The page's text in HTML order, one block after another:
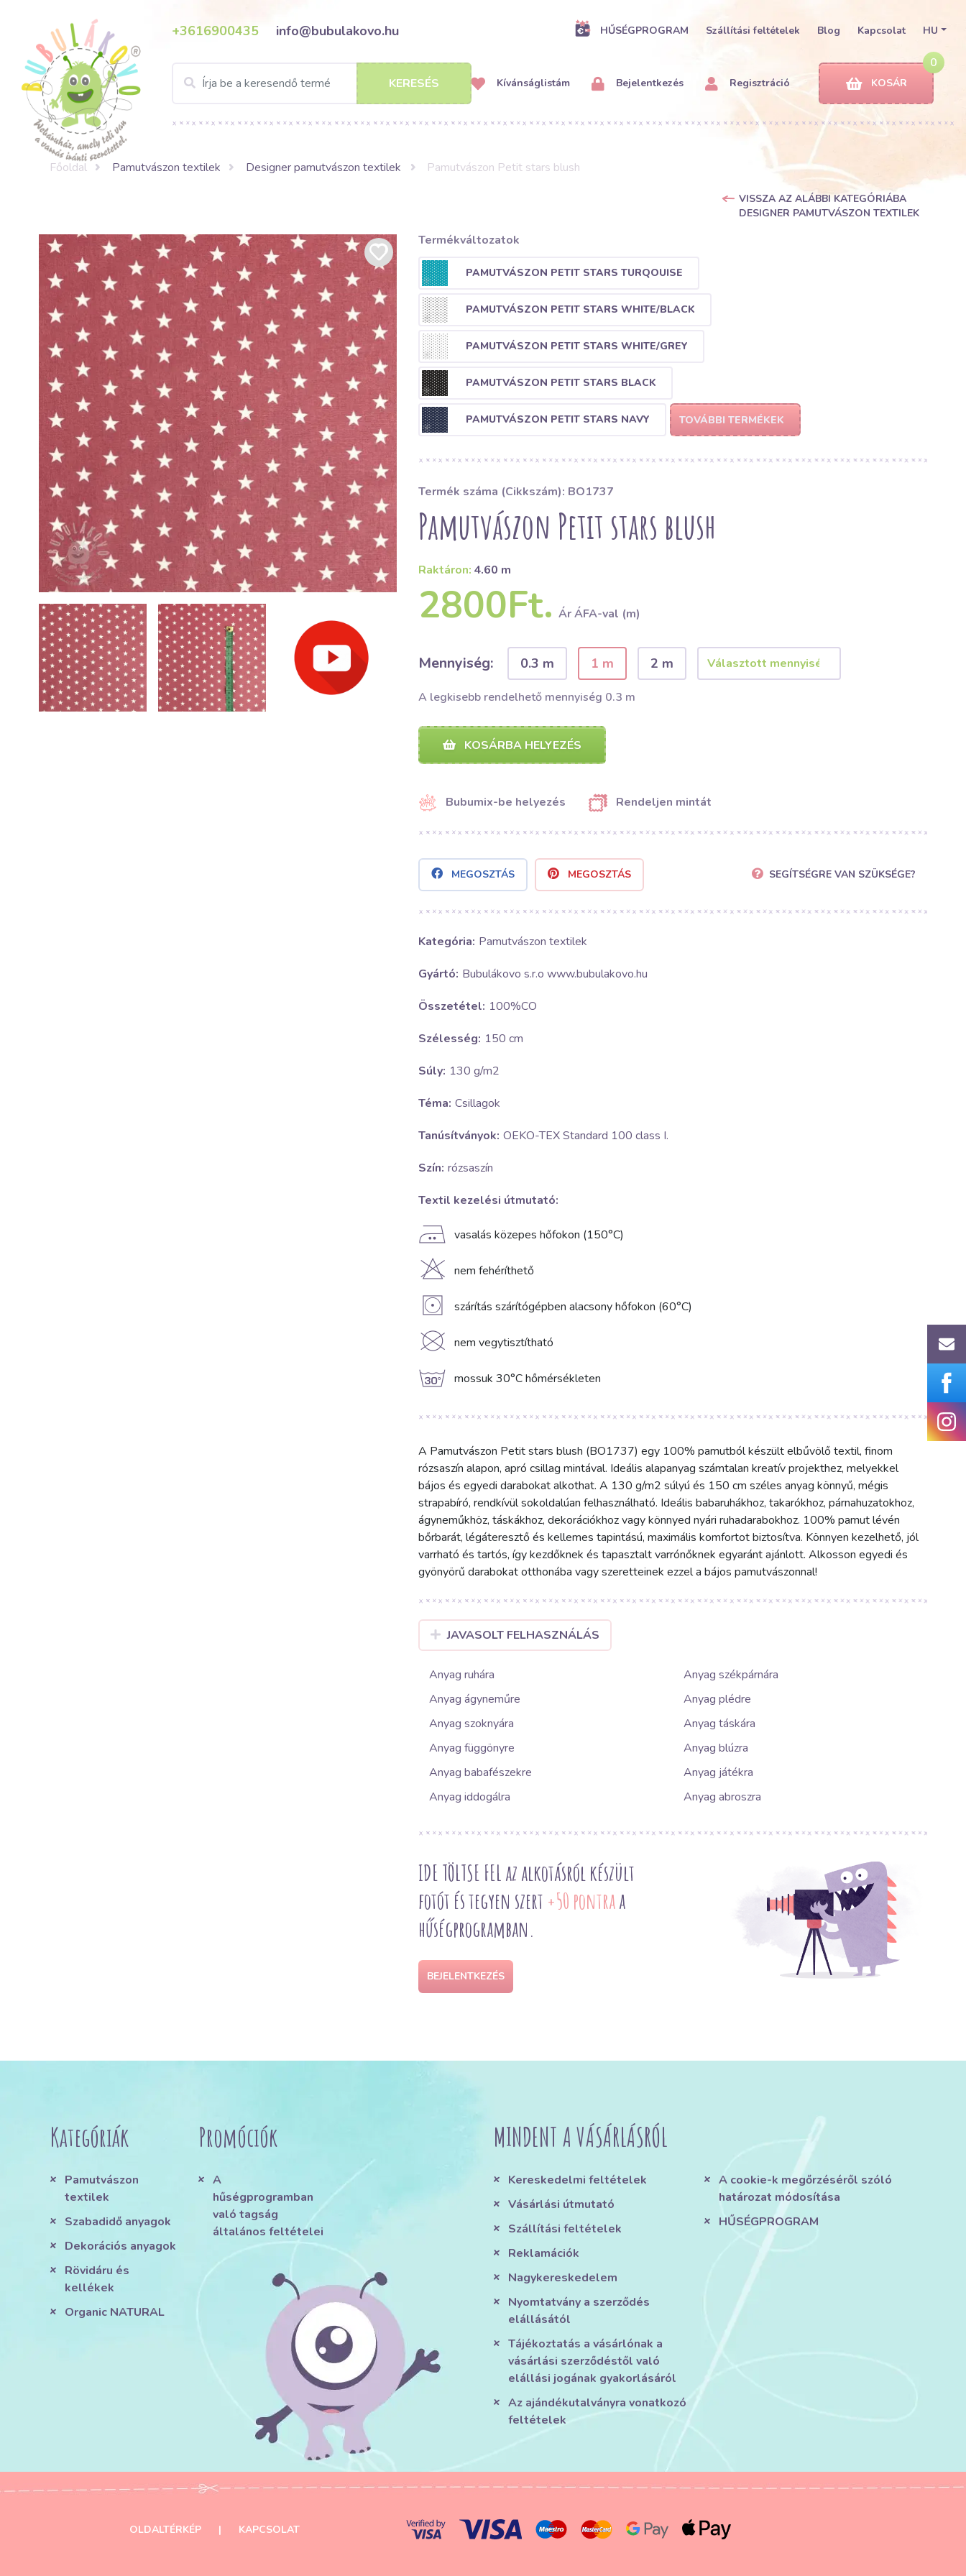
+3616900435 info@bubulakovo.hu HŰSÉGPROGRAM Szállítási feltételek Blog Kapcsolat HU
KERESÉS Kívánságlistám Bejelentkezés Regisztráció
0
KOSÁR
Főoldal Pamutvászon textilek Designer pamutvászon textilek Pamutvászon Petit stars blush
VISSZA AZ ALÁBBI KATEGÓRIÁBA
DESIGNER PAMUTVÁSZON TEXTILEK
Termékváltozatok
PAMUTVÁSZON PETIT STARS TURQOUISE
PAMUTVÁSZON PETIT STARS WHITE/BLACK
PAMUTVÁSZON PETIT STARS WHITE/GREY
PAMUTVÁSZON PETIT STARS BLACK
PAMUTVÁSZON PETIT STARS NAVY TOVÁBBI TERMÉKEK
Termék száma (Cikkszám): BO1737
Pamutvászon Petit stars blush
Raktáron: 4.60 m
2800Ft. Ár ÁFA-val (m)
Mennyiség: 0.3 m 1 m 2 m
A legkisebb rendelhető mennyiség 0.3 m
KOSÁRBA HELYEZÉS
Bubumix-be helyezés Rendeljen mintát
MEGOSZTÁS MEGOSZTÁS SEGÍTSÉGRE VAN SZÜKSÉGE?
Kategória: Pamutvászon textilek
Gyártó: Bubulákovo s.r.o www.bubulakovo.hu
Összetétel: 100%CO
Szélesség: 150 cm
Súly: 130 g/m2
Téma: Csillagok
Tanúsítványok: OEKO-TEX Standard 100 class I.
Szín: rózsaszín
Textil kezelési útmutató:
E vasalás közepes hőfokon (150°C)
H nem fehéríthető
V szárítás szárítógépben alacsony hőfokon (60°C)
K nem vegytisztítható
g mossuk 30°C hőmérsékleten
A Pamutvászon Petit stars blush (BO1737) egy 100% pamutból készült elbűvölő textil, finom
rózsaszín alapon, apró csillag mintával. Ideális alapanyag számtalan kreatív projekthez, melyekkel
bájos és egyedi darabokat alkothat. A 130 g/m2 súlyú és 150 cm széles anyag könnyű, mégis
strapabíró, rendkívül sokoldalúan felhasználható. Ideális babaruhákhoz, takarókhoz, párnahuzatokhoz,
ágyneműkhöz, táskákhoz, dekorációkhoz vagy könnyed nyári ruhadarabokhoz. 100% pamut lévén
bőrbarát, légáteresztő és kellemes tapintású, maximális komfortot biztosítva. Könnyen kezelhető, jól
varrható és tartós, így kezdőknek és tapasztalt varrónőknek egyaránt ajánlott. Alkosson egyedi és
gyönyörű darabokat otthonába vagy szeretteinek ezzel a bájos pamutvászonnal!
JAVASOLT FELHASZNÁLÁS
Anyag ruhára
Anyag székpárnára
Anyag ágyneműre
Anyag plédre
Anyag szoknyára
Anyag táskára
Anyag függönyre
Anyag blúzra
Anyag babafészekre
Anyag játékra
Anyag iddogálra
Anyag abroszra
IDE TÖLTSE FEL az alkotásról készült
fotót és tegyen szert +50 pontraa
hűségprogramban.
BEJELENTKEZÉS
Kategóriák
Pamutvászon
textilek
Szabadidő anyagok
Dekorációs anyagok
Rövidáru és
kellékek
Organic NATURAL
Promóciók
A
hűségprogramban
való tagság
általános feltételei
MINDENT A VÁSÁRLÁSRÓL
Kereskedelmi feltételek
Vásárlási útmutató
Szállítási feltételek
Reklamációk
Nagykereskedelem
Nyomtatvány a szerződés
elállásától
Tájékoztatás a vásárlónak a
vásárlási szerződéstől való
elállási jogának gyakorlásáról
Az ajándékutalványra vonatkozó
feltételek
A cookie-k megőrzéséről szóló
határozat módosítása
HŰSÉGPROGRAM
OLDALTÉRKÉP | KAPCSOLAT